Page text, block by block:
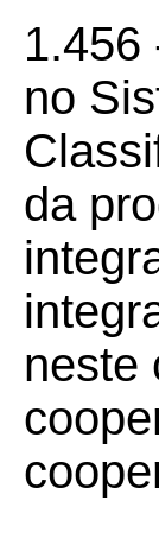
1.456
no
da
neste